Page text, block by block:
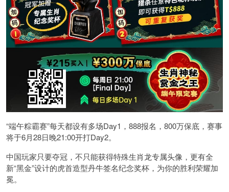
“端午粽霸赛”每天都设有多场Day1，888报名，800万保底，赛事
将于6月28日晚21:00开打Day2。
中国玩家只要夺冠，不只能获得特殊生肖龙专属头像，更有全
新“黑金”设计的虎首造型丹牛签名纪念奖杯，为你的胜利荣耀加
冕。